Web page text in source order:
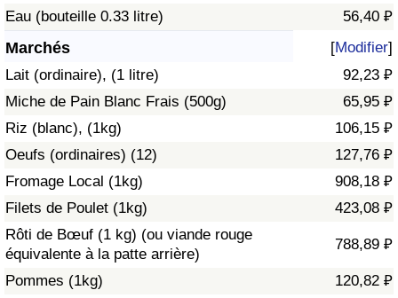
Eau (bouteille 0.33 litre)
56,40 ₽
Marchés [Modifier]
Lait (ordinaire), (1 litre)
92,23 ₽
Miche de Pain Blanc Frais (500g)
65,95 ₽
Riz (blanc), (1kg)
106,15 ₽
Oeufs (ordinaires) (12)
127,76 ₽
Fromage Local (1kg)
908,18 ₽
Filets de Poulet (1kg)
423,08 ₽
Rôti de Bœuf (1 kg) (ou viande rouge
équivalente à la patte arrière)
788,89 ₽
Pommes (1kg)
120,82 ₽
Indice de criminalité par pays
Soins de santé
Indice des soins de santé (Actuel)
Indice des soins de santé
Indice des soins de santé par Pays
Pollution